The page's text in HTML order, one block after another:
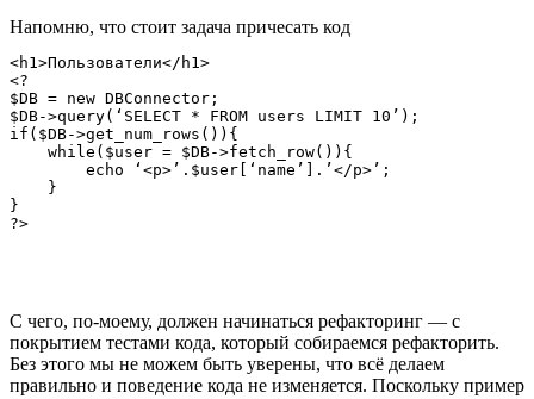
Напомню, что стоит задача причесать код
<h1>Пользователи</h1>
<?
$DB = new DBConnector;
$DB->query(‘SELECT * FROM users LIMIT 10’);
if($DB->get_num_rows()){
    while($user = $DB->fetch_row()){
        echo ‘<p>’.$user[‘name’].’</p>’;
    }
}
С чего, по-моему, должен начинаться рефакторинг — с
покрытием тестами кода, который собираемся рефакторить.
Без этого мы не можем быть уверены, что всё делаем
правильно и поведение кода не изменяется. Поскольку пример